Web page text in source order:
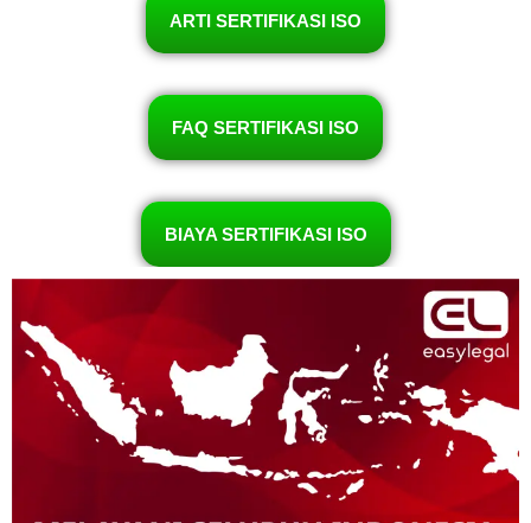
ARTI SERTIFIKASI ISO
FAQ SERTIFIKASI ISO
BIAYA SERTIFIKASI ISO